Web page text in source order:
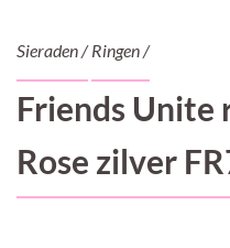
Sieraden/ Ringen/
Friends Unite
Rose zilver